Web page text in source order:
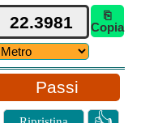
⎘
Copia
Passi